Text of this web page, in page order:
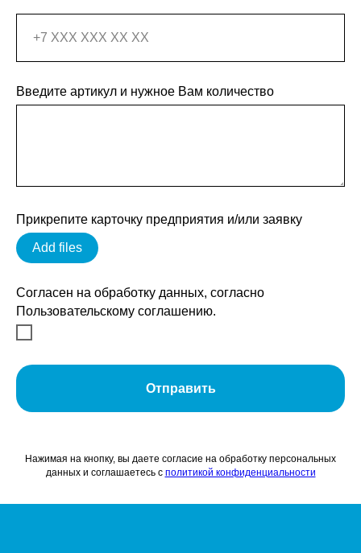
Введите артикул и нужное Вам количество
Прикрепите карточку предприятия и/или заявку
Add files
Согласен на обработку данных, согласно
Пользовательскому соглашению.
Отправить
Нажимая на кнопку, вы даете согласие на обработку персональных
данных и соглашаетесь c политикой конфиденциальности